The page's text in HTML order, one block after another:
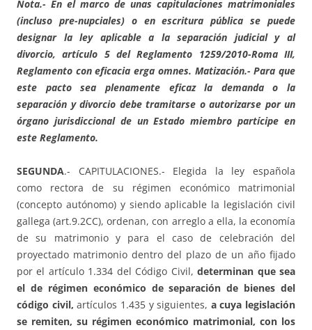
Nota.- En el marco de unas capitulaciones matrimoniales
(incluso pre-nupciales) o en escritura pública se puede
designar la ley aplicable a la separación judicial y al
divorcio, artículo 5 del Reglamento 1259/2010-Roma III,
Reglamento con eficacia erga omnes. Matización.- Para que
este pacto sea plenamente eficaz la demanda o la
separación y divorcio debe tramitarse o autorizarse por un
órgano jurisdiccional de un Estado miembro partícipe en
este Reglamento.
SEGUNDA.- CAPITULACIONES.- Elegida la ley española
como rectora de su régimen económico matrimonial
(concepto autónomo) y siendo aplicable la legislación civil
gallega (art.9.2CC), ordenan, con arreglo a ella, la economía
de su matrimonio y para el caso de celebración del
proyectado matrimonio dentro del plazo de un año fijado
por el artículo 1.334 del Código Civil,determinan que sea
el de régimen económico de separación de bienes del
código civil,artículos 1.435 y siguientes, a cuya legislación
se remiten, su régimen económico matrimonial, con los